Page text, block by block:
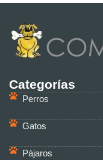
Categorías
Perros
Gatos
Pájaros